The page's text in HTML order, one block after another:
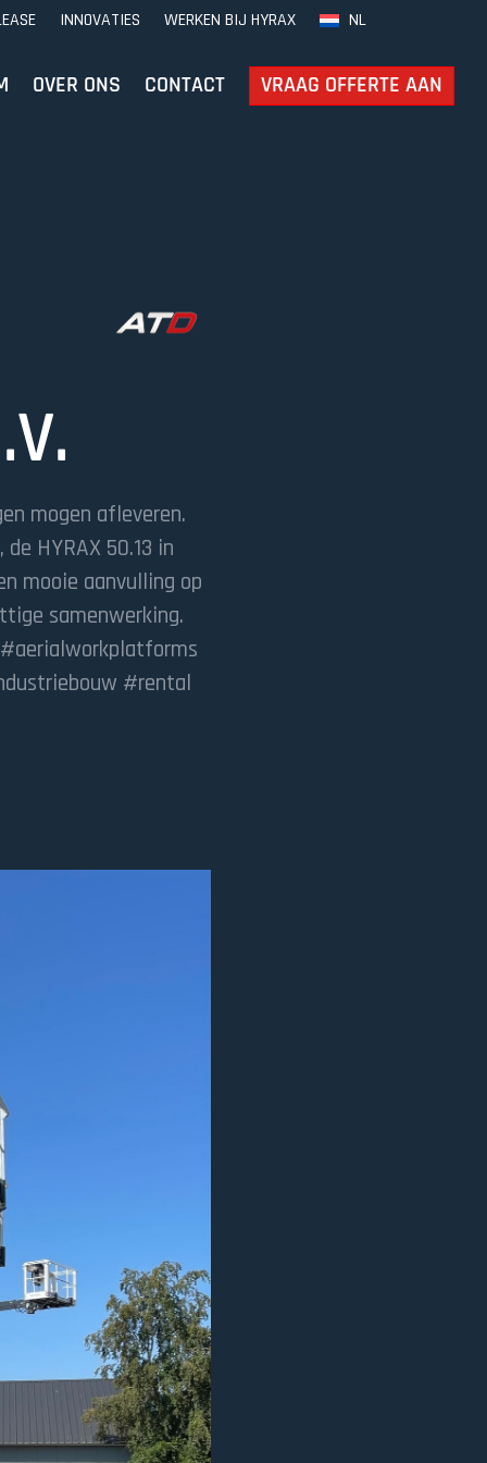
INNOVATIES WERKEN BIJ HYRAX NL
OVER ONS CONTACT VRAAG OFFERTE AAN
mogen afleveren.
HYRAX 50.13 in
mooie aanvulling op
samenwerking.
#rental